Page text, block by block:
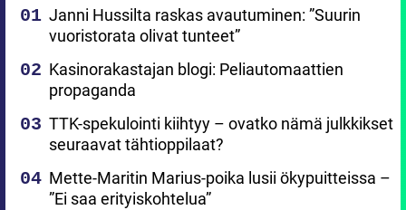
Janni Hussilta raskas avautuminen: ”Suurin
vuoristorata olivat tunteet”
Kasinorakastajan blogi: Peliautomaattien
propaganda
TTK-spekulointi kiihtyy – ovatko nämä julkkikset
seuraavat tähtioppilaat?
Mette-Maritin Marius-poika lusii ökypuitteissa –
”Ei saa erityiskohtelua”